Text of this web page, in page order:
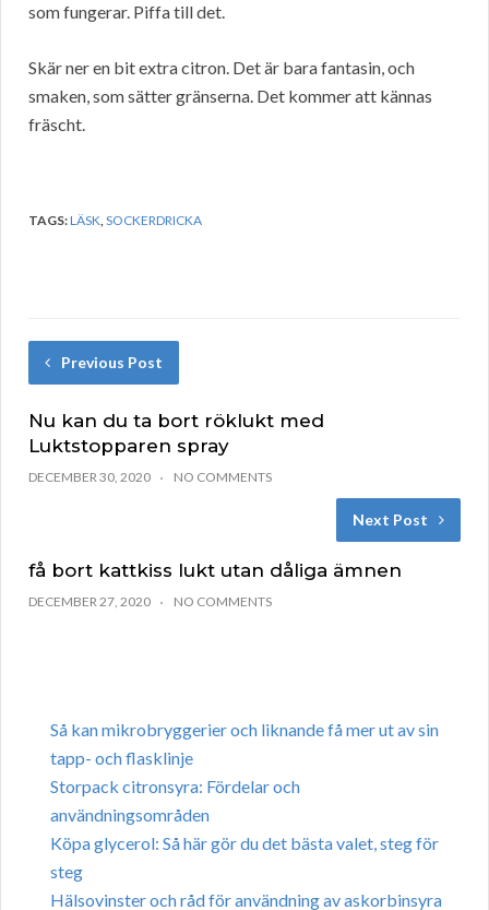
som fungerar. Piffa till det.
Skär ner en bit extra citron. Det är bara fantasin, och
smaken, som sätter gränserna. Det kommer att kännas
fräscht.
TAGS:LÄSK,SOCKERDRICKA
Previous Post
Nu kan du ta bort röklukt med
Luktstopparen spray
DECEMBER 30, 2020 NO COMMENTS
Next Post
få bort kattkiss lukt utan dåliga ämnen
DECEMBER 27, 2020 NO COMMENTS
Så kan mikrobryggerier och liknande få mer ut av sin
tapp- och flasklinje
Storpack citronsyra: Fördelar och
användningsområden
Köpa glycerol: Så här gör du det bästa valet, steg för
steg
Hälsovinster och råd för användning av askorbinsyra